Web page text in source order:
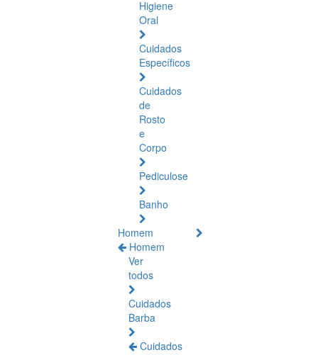
Higiene
Oral
Cuidados
Específicos
Cuidados
de
Rosto
e
Corpo
Pediculose
Banho
Homem
Homem
Ver
todos
Cuidados
Barba
Cuidados